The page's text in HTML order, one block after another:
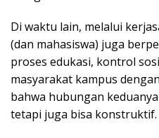
Di waktu lain, melalui
(dan mahasiswa) juga
proses edukasi, kontrol
masyarakat kampus
bahwa hubungan
tetapi juga bisa konstruktif.